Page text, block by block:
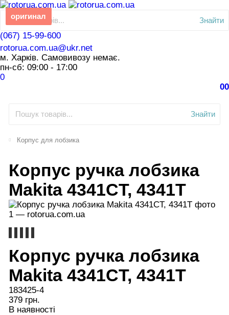
Знайти
(067) 15-99-600
rotorua.com.ua@ukr.net
м. Харків. Самовивозу немає.
пн-сб: 09:00 - 17:00
0
00
Знайти
Корпус для лобзика
Корпус ручка лобзика
Makita 4341CT, 4341T
оригинал
Корпус ручка лобзика
Makita 4341CT, 4341T
183425-4
379 грн.
В наявності